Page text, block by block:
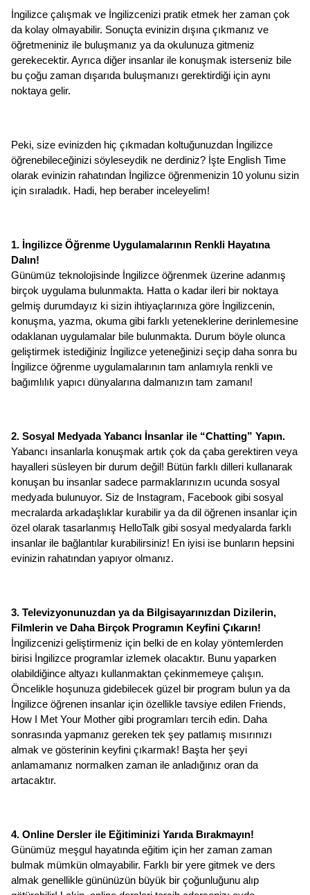
İngilizce çalışmak ve İngilizcenizi pratik etmek her zaman çok
da kolay olmayabilir. Sonuçta evinizin dışına çıkmanız ve
öğretmeniniz ile buluşmanız ya da okulunuza gitmeniz
gerekecektir. Ayrıca diğer insanlar ile konuşmak isterseniz bile
bu çoğu zaman dışarıda buluşmanızı gerektirdiği için aynı
noktaya gelir.
Peki, size evinizden hiç çıkmadan koltuğunuzdan İngilizce
öğrenebileceğinizi söyleseydik ne derdiniz? İşte English Time
olarak evinizin rahatından İngilizce öğrenmenizin 10 yolunu sizin
için sıraladık. Hadi, hep beraber inceleyelim!
1. İngilizce Öğrenme Uygulamalarının Renkli Hayatına
Dalın!
Günümüz teknolojisinde İngilizce öğrenmek üzerine adanmış
birçok uygulama bulunmakta. Hatta o kadar ileri bir noktaya
gelmiş durumdayız ki sizin ihtiyaçlarınıza göre İngilizcenin,
konuşma, yazma, okuma gibi farklı yeteneklerine derinlemesine
odaklanan uygulamalar bile bulunmakta. Durum böyle olunca
geliştirmek istediğiniz İngilizce yeteneğinizi seçip daha sonra bu
İngilizce öğrenme uygulamalarının tam anlamıyla renkli ve
bağımlılık yapıcı dünyalarına dalmanızın tam zamanı!
2. Sosyal Medyada Yabancı İnsanlar ile “Chatting” Yapın.
Yabancı insanlarla konuşmak artık çok da çaba gerektiren veya
hayalleri süsleyen bir durum değil! Bütün farklı dilleri kullanarak
konuşan bu insanlar sadece parmaklarınızın ucunda sosyal
medyada bulunuyor. Siz de Instagram, Facebook gibi sosyal
mecralarda arkadaşlıklar kurabilir ya da dil öğrenen insanlar için
özel olarak tasarlanmış HelloTalk gibi sosyal medyalarda farklı
insanlar ile bağlantılar kurabilirsiniz! En iyisi ise bunların hepsini
evinizin rahatından yapıyor olmanız.
3. Televizyonunuzdan ya da Bilgisayarınızdan Dizilerin,
Filmlerin ve Daha Birçok Programın Keyfini Çıkarın!
İngilizcenizi geliştirmeniz için belki de en kolay yöntemlerden
birisi İngilizce programlar izlemek olacaktır. Bunu yaparken
olabildiğince altyazı kullanmaktan çekinmemeye çalışın.
Öncelikle hoşunuza gidebilecek güzel bir program bulun ya da
İngilizce öğrenen insanlar için özellikle tavsiye edilen Friends,
How I Met Your Mother gibi programları tercih edin. Daha
sonrasında yapmanız gereken tek şey patlamış mısırınızı
almak ve gösterinin keyfini çıkarmak! Başta her şeyi
anlamamanız normalken zaman ile anladığınız oran da
artacaktır.
4. Online Dersler ile Eğitiminizi Yarıda Bırakmayın!
Günümüz meşgul hayatında eğitim için her zaman zaman
bulmak mümkün olmayabilir. Farklı bir yere gitmek ve ders
almak genellikle gününüzün büyük bir çoğunluğunu alıp